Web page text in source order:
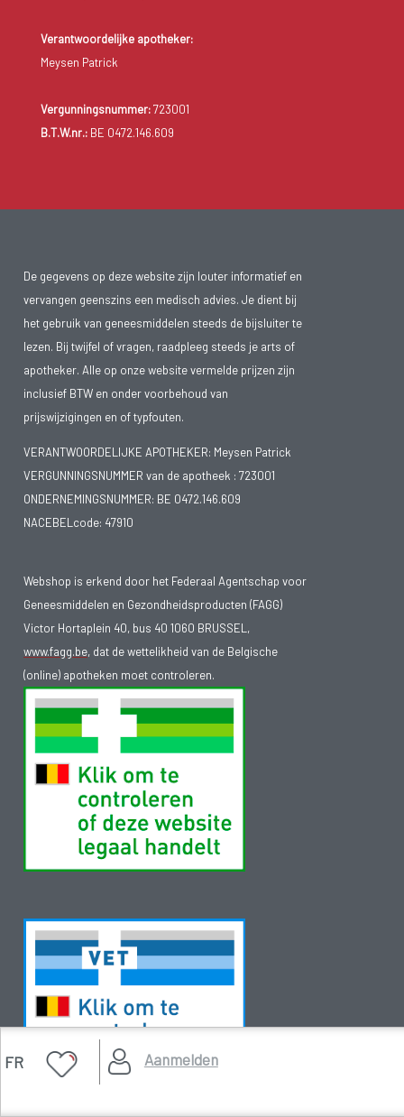
FR Aanmelden
Verantwoordelijke apotheker:
Meysen Patrick
Vergunningsnummer:723001
B.T.W.nr.:BE 0472.146.609
De gegevens op deze website zijn louter informatief en
vervangen geenszins een medisch advies. Je dient bij
het gebruik van geneesmiddelen steeds de bijsluiter te
lezen. Bij twijfel of vragen, raadpleeg steeds je arts of
apotheker. Alle op onze website vermelde prijzen zijn
inclusief BTW en onder voorbehoud van
prijswijzigingen en of typfouten.
VERANTWOORDELIJKE APOTHEKER: Meysen Patrick
VERGUNNINGSNUMMER van de apotheek : 723001
ONDERNEMINGSNUMMER: BE 0472.146.609
NACEBELcode: 47910
Webshop is erkend door het Federaal Agentschap voor
Geneesmiddelen en Gezondheidsproducten (FAGG)
Victor Hortaplein 40, bus 40 1060 BRUSSEL,
www.fagg.be, dat de wettelikheid van de Belgische
(online) apotheken moet controleren.